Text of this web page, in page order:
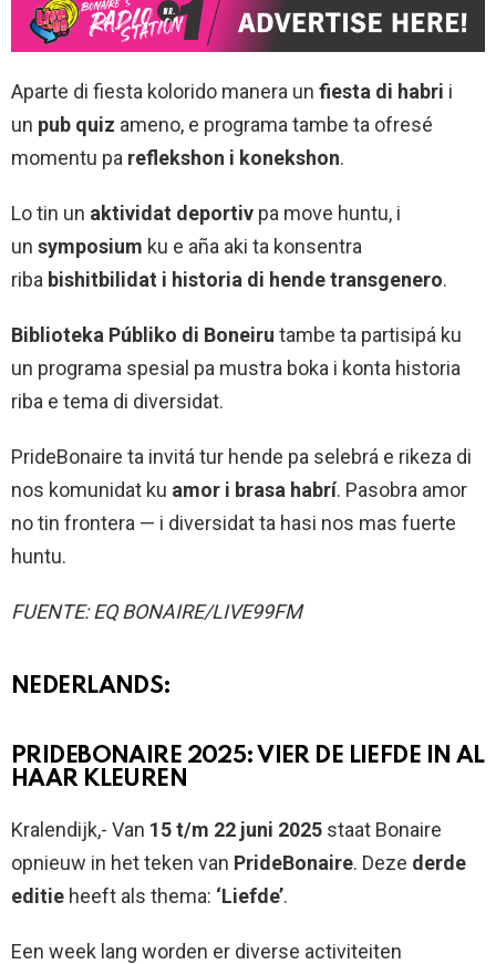
Aparte di fiesta kolorido manera un fiesta di habri i
un pub quiz ameno, e programa tambe ta ofresé
momentu pa reflekshon i konekshon.
Lo tin un aktividat deportiv pa move huntu, i
un symposium ku e aña aki ta konsentra
riba bishitbilidat i historia di hende transgenero.
Biblioteka Públiko di Boneiru tambe ta partisipá ku
un programa spesial pa mustra boka i konta historia
riba e tema di diversidat.
PrideBonaire ta invitá tur hende pa selebrá e rikeza di
nos komunidat ku amor i brasa habrí. Pasobra amor
no tin frontera — i diversidat ta hasi nos mas fuerte
huntu.
FUENTE: EQ BONAIRE/LIVE99FM
NEDERLANDS:
PRIDEBONAIRE 2025: VIER DE LIEFDE IN AL
HAAR KLEUREN
Kralendijk,- Van 15 t/m 22 juni 2025 staat Bonaire
opnieuw in het teken van PrideBonaire. Deze derde
editie heeft als thema: ‘Liefde’.
Een week lang worden er diverse activiteiten